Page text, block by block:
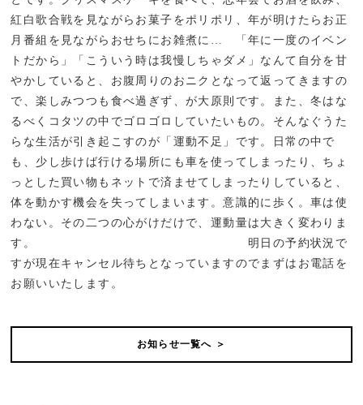
紅白歌合戦を見ながらお菓子をポリポリ、年が明けたらお正
月番組を見ながらおせちにお雑煮に… 「年に一度のイベン
トだから」「こういう時は我慢しちゃダメ」なんて自分を甘
やかしていると、お腹周りのおニクとなって返ってきますの
で、楽しみつつも食べ過ぎず、が大原則です。また、冬はな
るべくコタツの中でゴロゴロしていたいもの。そんなぐうた
らな生活が引き起こすのが「運動不足」です。日常の中で
も、少し歩けば行ける場所にも車を使ってしまったり、ちょ
っとした買い物もネットで済ませてしまったりしていると、
体を動かす機会を失ってしまいます。意識的に歩く。車は使
わない。その二つの心がけだけで、運動量は大きく変わりま
す。 明日の予約状況で
すが現在キャンセル待ちとなっていますのでまずはお電話を
お願いいたします。
お知らせ一覧へ ＞